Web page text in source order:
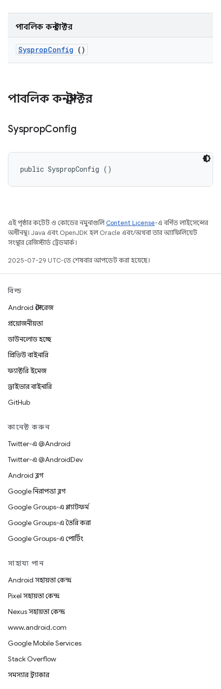
পাবলিক কনস্ট্রাক্টর
SyspropConfig ()
পাবলিক কনস্ট্রাক্টর
SyspropConfig
public SyspropConfig ()
এই পৃষ্ঠার কন্টেন্ট ও কোডের নমুনাগুলিContent License-এ বর্ণিত লাইসেন্সের
অধীনস্থ। Java এবং OpenJDK হল Oracle এবং/অথবা তার অ্যাফিলিয়েট
সংস্থার রেজিস্টার্ড ট্রেডমার্ক।
2025-07-29 UTC-তে শেষবার আপডেট করা হয়েছে।
বিল্ড
Android স্টোরেজ
প্রয়োজনীয়তা
ডাউনলোড হচ্ছে
প্রিভিউ বাইনারি
ফ্যাক্টরি ইমেজ
ড্রাইভার বাইনারি
GitHub
কানেক্ট করুন
Twitter-এ @Android
Twitter-এ @AndroidDev
Android ব্লগ
Google নিরাপত্তা ব্লগ
Google Groups-এ প্ল্যাটফর্ম
Google Groups-এ তৈরি করা
Google Groups-এ পোর্টিং
সাহায্য পান
Android সহায়তা কেন্দ্র
Pixel সহায়তা কেন্দ্র
Nexus সহায়তা কেন্দ্র
www.android.com
Google Mobile Services
Stack Overflow
সমস্যার ট্র্যাকার